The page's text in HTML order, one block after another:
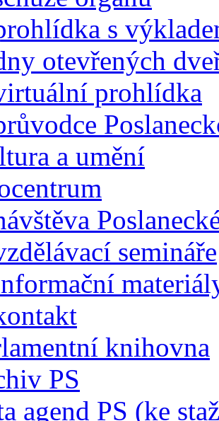
s
otevřených
prohlídka
a umění
semináře
knihovna
PS
agend PS (ke